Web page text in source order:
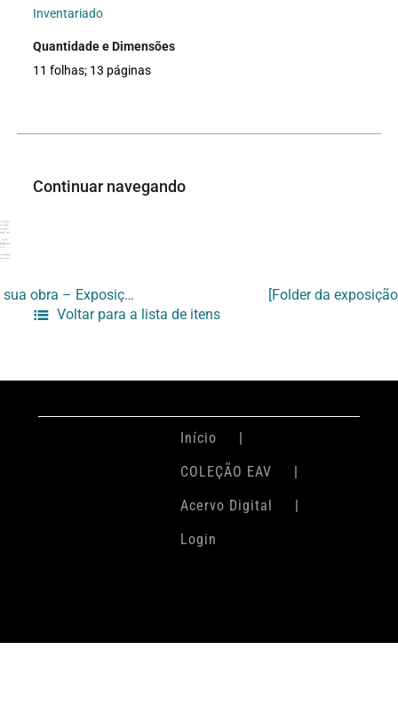
Inventariado
Quantidade e Dimensões
11 folhas; 13 páginas
Continuar navegando
[Verbete de Suely Fahri sobre sua obra – Exposição “Sobre branco”]
Voltar para a lista de itens
Início
COLEÇÃO EAV
Acervo Digital
Login